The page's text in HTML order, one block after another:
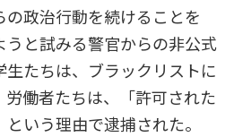
政治行動を続けることを
うと試みる警官からの非公式
たちは、ブラックリストに
働者たちは、「許可された
いう理由で逮捕された。